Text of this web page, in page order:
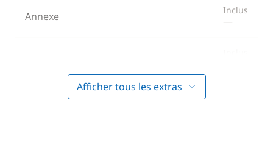
Annexe Inclus
—
Forfait Nettoyage Retour
Afficher tous les extras